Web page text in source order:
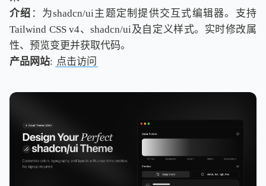
介绍 ：为shadcn/ui主题定制提供交互式编辑器。支持
Tailwind CSS v4、shadcn/ui及自定义样式。实时修改属
性、预览变更并获取代码。
产品网站: 点击访问